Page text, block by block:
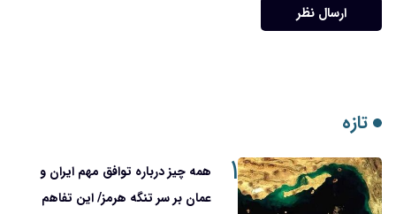
ارسال نظر
تازه
۱
همه چیز درباره توافق مهم ایران و
عمان بر سر تنگه هرمز/ این تفاهم